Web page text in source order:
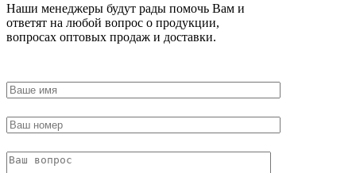
Наши менеджеры будут рады помочь Вам и
ответят на любой вопрос о продукции,
вопросах оптовых продаж и доставки.